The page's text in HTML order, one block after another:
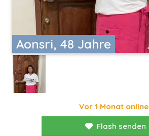
Aonsri, 48 Jahre
Vor 1 Monat online
Flash senden